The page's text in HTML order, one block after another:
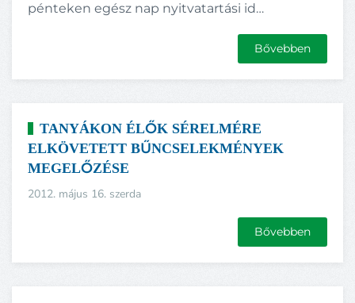
pénteken egész nap nyitvatartási id…
Bővebben
TANYÁKON ÉLŐK SÉRELMÉRE
ELKÖVETETT BŰNCSELEKMÉNYEK
MEGELŐZÉSE
2012. május 16. szerda
Bővebben